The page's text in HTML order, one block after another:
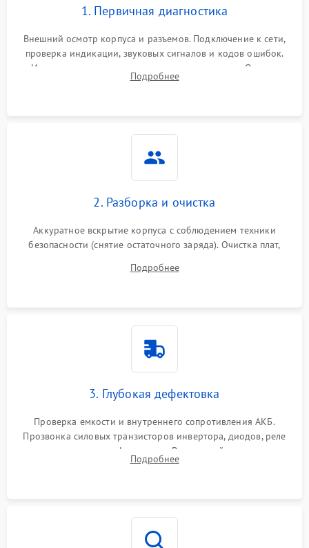
1. Первичная диагностика
Внешний осмотр корпуса и разъемов. Подключение к сети,
проверка индикации, звуковых сигналов и кодов ошибок.
Измерение входного и выходного напряжения. Оценка
реакции ИБП на отключение основного питания без
Подробнее
2. Разборка и очистка
Аккуратное вскрытие корпуса с соблюдением техники
безопасности (снятие остаточного заряда). Очистка плат,
и кистей для предотвращения перегрева и замыканий.
Подробнее
3. Глубокая дефектовка
Проверка емкости и внутреннего сопротивления АКБ.
Прозвонка силовых транзисторов инвертора, диодов, реле
переключения и трансформатора. Визуальный поиск вздутых
конденсаторов и прогаров на печатной плате.
Подробнее